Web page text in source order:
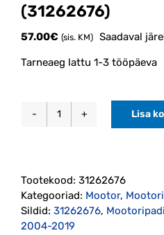
(31262676)
57.00€ (sis. KM) Saadaval
Tarneaeg lattu 1-3 tööpäeva
S40/V40
2004-
2019
(31262676)
kogus
Lisa
Tootekood: 31262676
Kategooriad: Mootor,
Sildid: 31262676,
2004-2019